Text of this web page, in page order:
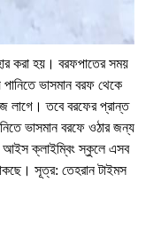
করা হয়। বরফপাতের সময়
ভাসমান বরফ থেকে
লাগে। তবে বরফের প্রান্ত
ভাসমান বরফে ওঠার জন্য
আইস ক্লাইম্বিং স্কুলে এসব
সূত্র: তেহরান টাইমস